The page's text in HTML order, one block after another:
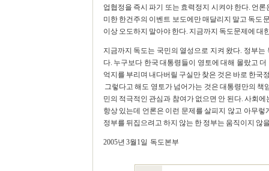
업협정을 즉시 파기 또는 효력정지 시켜야 한다. 언
미한 한건주의 이벤트 보도에만 매달리지 말고 독도
이상 오도하지 말아야 한다. 지금까지 독도문제에 대
지금까지 독도는 국민의 열성으로 지켜 왔다. 정부
다. 누구보다 한국 대통령들이 영토에 대해 몰랐고
억지를 부리며 내다버릴 구실만 찾은 것은 바로 한국
그렇다고 해도 영토가 넘어가는 것은 대통령만의
민의 적극적인 관심과 참여가 없으면 안 된다. 사회
항상 있는데 언론은 이런 문제를 살피지 않고 아무
정부를 뒤집으려고 하지 않는 한 정부는 움직이지 않
2005년 3월1일 독도본부